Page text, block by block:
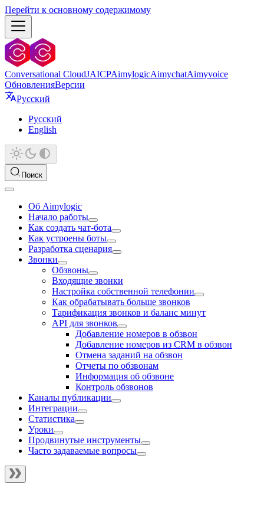
Перейти к основному содержимому
Conversational CloudJAICPAimylogicAimychatAimyvoice
ОбновленияВерсии
Русский
Русский
English
Поиск
Об Aimylogic
Начало работы
Как создать чат-бота
Как устроены боты
Разработка сценария
Звонки
Обзвоны
Входящие звонки
Настройка собственной телефонии
Как обрабатывать больше звонков
Тарификация звонков и баланс минут
API для звонков
Добавление номеров в обзвон
Добавление номеров из CRM в обзвон
Отмена заданий на обзвон
Отчеты по обзвонам
Информация об обзвоне
Контроль обзвонов
Каналы публикации
Интеграции
Статистика
Уроки
Продвинутые инструменты
Часто задаваемые вопросы